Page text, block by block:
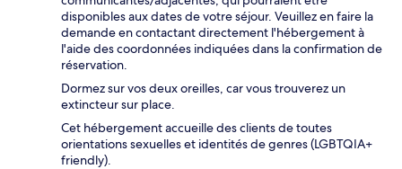
disponibles aux dates de votre séjour. Veuillez en faire la
demande en contactant directement l'hébergement à
l'aide des coordonnées indiquées dans la confirmation de
réservation.
Dormez sur vos deux oreilles, car vous trouverez un
extincteur sur place.
Cet hébergement accueille des clients de toutes
orientations sexuelles et identités de genres (LGBTQIA+
friendly).